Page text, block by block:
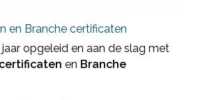
en Branche certificaten
jaar opgeleid en aan de slag met
en Branche
Deel via Facebook
Deel via Twitter